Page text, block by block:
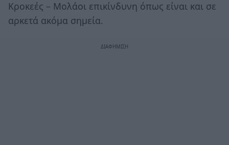
Κροκεές – Μολάοι επικίνδυνη όπως είναι και σε
αρκετά ακόμα σημεία.